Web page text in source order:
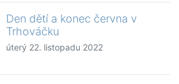
Den dětí a konec června v
Trhováčku
úterý 22. listopadu 2022